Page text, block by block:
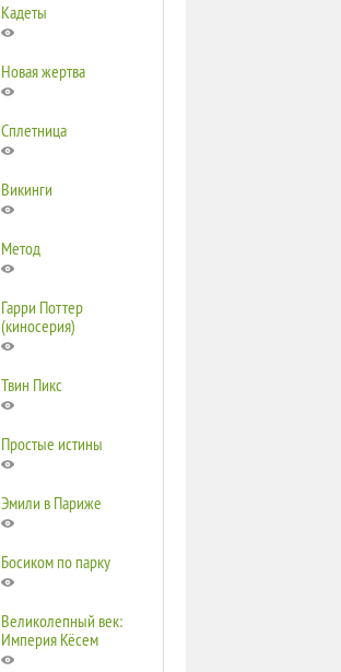
Кадеты
Новая жертва
Сплетница
Викинги
Метод
Гарри Поттер
(киносерия)
Твин Пикс
Простые истины
Эмили в Париже
Босиком по парку
Великолепный век:
Империя Кёсем